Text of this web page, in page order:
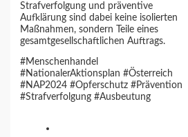
Strafverfolgung und präventive
Aufklärung sind dabei keine isolierten
Maßnahmen, sondern Teile eines
gesamtgesellschaftlichen Auftrags.
#Menschenhandel
#NationalerAktionsplan #Österreich
#NAP2024 #Opferschutz #Prävention
#Strafverfolgung #Ausbeutung